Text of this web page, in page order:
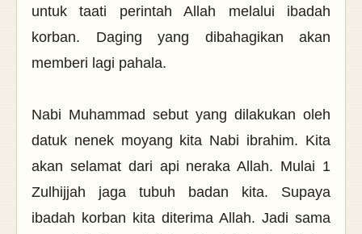
untuk taati perintah Allah melalui ibadah
korban. Daging yang dibahagikan akan
memberi lagi pahala.
Nabi Muhammad sebut yang dilakukan oleh
datuk nenek moyang kita Nabi ibrahim. Kita
akan selamat dari api neraka Allah. Mulai 1
Zulhijjah jaga tubuh badan kita. Supaya
ibadah korban kita diterima Allah. Jadi sama